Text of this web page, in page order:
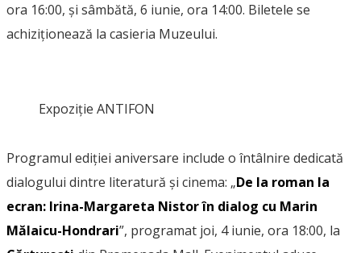
ora 16:00, și sâmbătă, 6 iunie, ora 14:00. Biletele se
achiziționează la casieria Muzeului.
Expoziție ANTIFON
Programul ediției aniversare include o întâlnire dedicată
dialogului dintre literatură și cinema: „De la roman la
ecran: Irina-Margareta Nistor în dialog cu Marin
Mălaicu-Hondrari”, programat joi, 4 iunie, ora 18:00, la